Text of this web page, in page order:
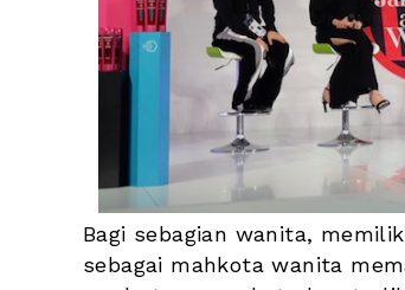
Bagi sebagian wanita,
sebagai mahkota wanita